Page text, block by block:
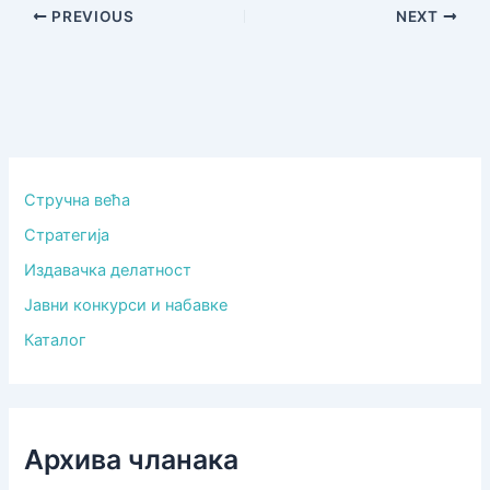
PREVIOUS NEXT
Стручна већа
Стратегија
Издавачка делатност
Јавни конкурси и набавке
Каталог
Архива чланака